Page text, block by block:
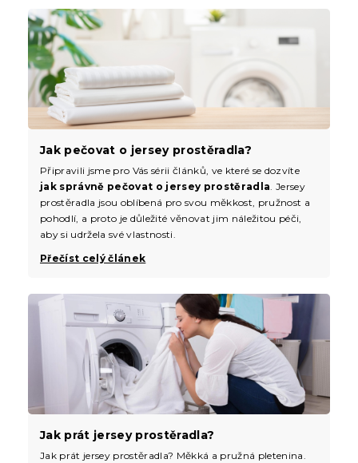
Jak pečovat o jersey prostěradla?
Připravili jsme pro Vás sérii článků, ve které se dozvíte
jak správně pečovat o jersey prostěradla . Jersey
prostěradla jsou oblíbená pro svou měkkost, pružnost a
pohodlí, a proto je důležité věnovat jim náležitou péči,
aby si udržela své vlastnosti.
Přečíst celý článek
Jak prát jersey prostěradla?
Jak prát jersey prostěradla? Měkká a pružná pletenina.